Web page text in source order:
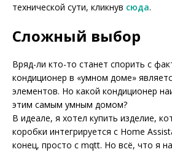
технической сути, кликнув сюда.
Сложный выбор
Вряд-ли кто-то станет спорить с
кондиционер в «умном доме»
элементов. Но какой кондиционер
этим самым умным домом?
В идеале, я хотел купить изделие,
коробки интегрируется с Home
конец, просто с mqtt. Но всё, что я